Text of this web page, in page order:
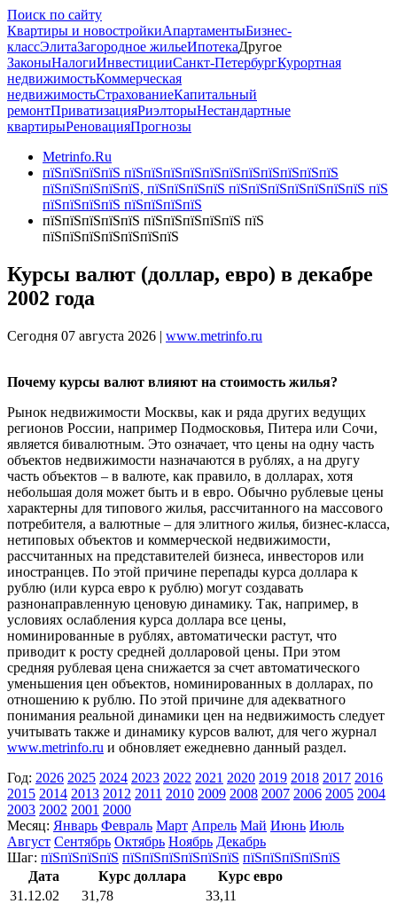
Поиск по сайту
Квартиры и новостройкиАпартаментыБизнес-
классЭлитаЗагородное жильеИпотекаДругое
ЗаконыНалогиИнвестицииСанкт-ПетербургКурортная
недвижимостьКоммерческая
недвижимостьСтрахованиеКапитальный
ремонтПриватизацияРиэлторыНестандартные
квартирыРеновацияПрогнозы
Metrinfo.Ru
пїЅпїЅпїЅпїЅ пїЅпїЅпїЅпїЅпїЅпїЅпїЅпїЅпїЅпїЅпїЅ
пїЅпїЅпїЅпїЅпїЅ, пїЅпїЅпїЅпїЅ пїЅпїЅпїЅпїЅпїЅпїЅпїЅ пїЅ
пїЅпїЅпїЅпїЅ пїЅпїЅпїЅпїЅ
пїЅпїЅпїЅпїЅпїЅ пїЅпїЅпїЅпїЅпїЅ пїЅ
пїЅпїЅпїЅпїЅпїЅпїЅпїЅ
Курсы валют (доллар, евро) в декабре
2002 года
Сегодня 07 августа 2026 | www.metrinfo.ru
Почему курсы валют влияют на стоимость жилья?
Рынок недвижимости Москвы, как и ряда других ведущих
регионов России, например Подмосковья, Питера или Сочи,
является бивалютным. Это означает, что цены на одну часть
объектов недвижимости назначаются в рублях, а на другу
часть объектов – в валюте, как правило, в долларах, хотя
небольшая доля может быть и в евро. Обычно рублевые цены
характерны для типового жилья, рассчитанного на массового
потребителя, а валютные – для элитного жилья, бизнес-класса,
нетиповых объектов и коммерческой недвижимости,
рассчитанных на представителей бизнеса, инвесторов или
иностранцев. По этой причине перепады курса доллара к
рублю (или курса евро к рублю) могут создавать
разнонаправленную ценовую динамику. Так, например, в
условиях ослабления курса доллара все цены,
номинированные в рублях, автоматически растут, что
приводит к росту средней долларовой цены. При этом
средняя рублевая цена снижается за счет автоматического
уменьшения цен объектов, номинированных в долларах, по
отношению к рублю. По этой причине для адекватного
понимания реальной динамики цен на недвижимость следует
учитывать также и динамику курсов валют, для чего журнал
www.metrinfo.ru и обновляет ежедневно данный раздел.
Год: 2026 2025 2024 2023 2022 2021 2020 2019 2018 2017 2016
2015 2014 2013 2012 2011 2010 2009 2008 2007 2006 2005 2004
2003 2002 2001 2000
Месяц: Январь Февраль Март Апрель Май Июнь Июль
Август Сентябрь Октябрь Ноябрь Декабрь
Шаг: пїЅпїЅпїЅпїЅ пїЅпїЅпїЅпїЅпїЅпїЅ пїЅпїЅпїЅпїЅпїЅ
Дата
Курс доллара
Курс евро
31.12.02
31,78
33,11